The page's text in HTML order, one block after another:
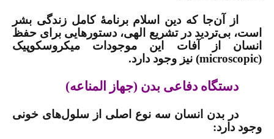
از آن‌جا که دین اسلام برنامۀ کامل زندگی بشر
است، بی‌تردید در تشریع الهی، دستورهایی برای حفظ
انسان از آفات این موجودات میکروسکوپیک
(
microscopic) نیز وجود دارد.
دستگاه دفاعی بدن (جهاز المناعه)
در بدن انسان سه نوع اصلی از سلول‌های خونی
وجود دارد: